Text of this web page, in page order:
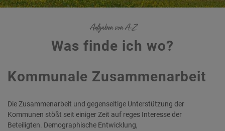
Aufgaben von A-Z
Was finde ich wo?
Kommunale Zusammenarbeit
Die Zusammenarbeit und gegenseitige Unterstützung der
Kommunen stößt seit einiger Zeit auf reges Interesse der
Beteiligten. Demographische Entwicklung,